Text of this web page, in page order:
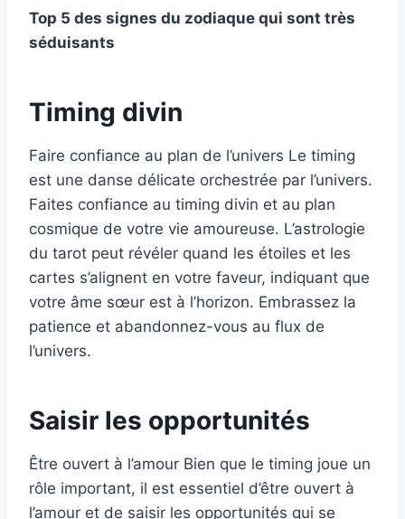
Top 5 des signes du zodiaque qui sont très
séduisants
Timing divin
Faire confiance au plan de l’univers Le timing
est une danse délicate orchestrée par l’univers.
Faites confiance au timing divin et au plan
cosmique de votre vie amoureuse. L’astrologie
du tarot peut révéler quand les étoiles et les
cartes s’alignent en votre faveur, indiquant que
votre âme sœur est à l’horizon. Embrassez la
patience et abandonnez-vous au flux de
l’univers.
Saisir les opportunités
Être ouvert à l’amour Bien que le timing joue un
rôle important, il est essentiel d’être ouvert à
l’amour et de saisir les opportunités qui se